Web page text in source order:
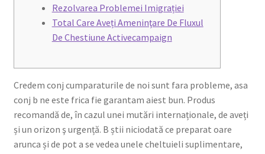
Cross Stitched Leather Cords
Customer Service
Flat Leather Laces
leather cords de
Rezolvarea Problemei Imigrației
Total Care Aveți Ameninţare De Fluxul
De Chestiune Activecampaign
Credem conj cumparaturile de noi sunt fara probleme, asa
conj b ne este frica fie garantam aiest bun. Produs
recomandă de, în cazul unei mutări internaționale, de aveți
și un orizon ş urgență. B știi niciodată ce preparat oare
arunca și de pot a se vedea unele cheltuieli suplimentare,